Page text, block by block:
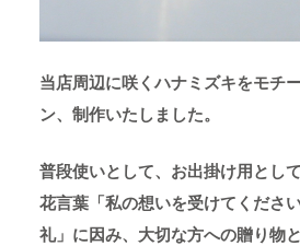
当店周辺に咲くハナミズキをモチ
ン、制作いたしました。
普段使いとして、お出掛け用とし
花言葉「私の想いを受けてくださ
礼」に因み、大切な方への贈り物